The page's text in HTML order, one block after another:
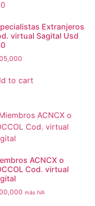
Extranjeros
virtual Sagital Usd
to cart
ACNCX o
Cod. virtual
más IVA